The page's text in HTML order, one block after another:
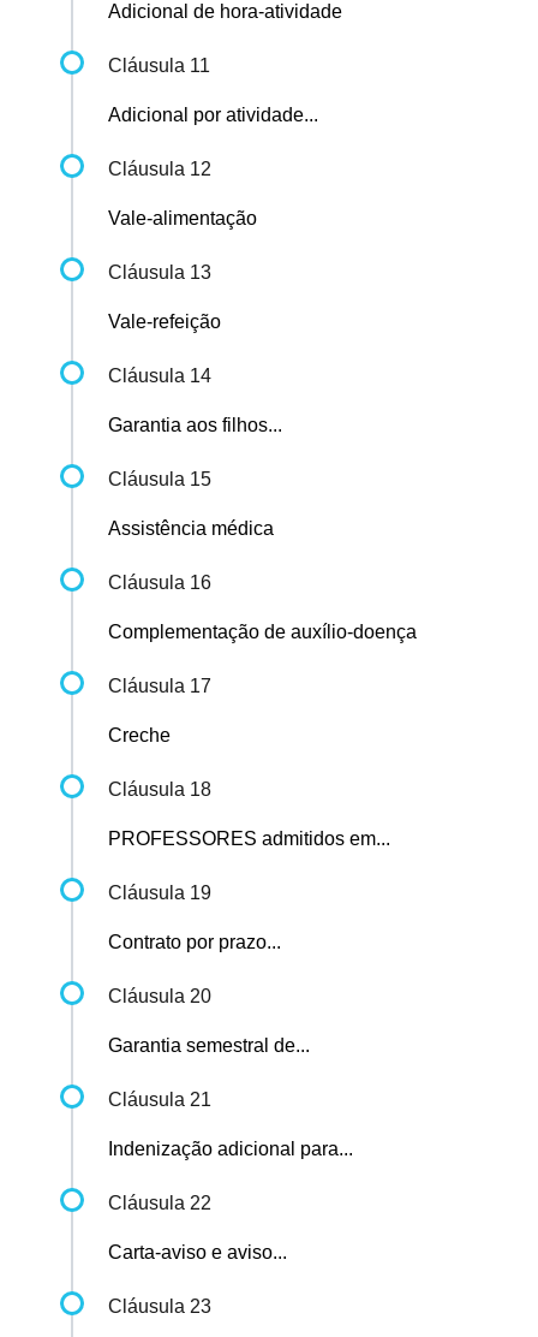
Adicional de hora-atividade
Cláusula 11
Adicional por atividade...
Cláusula 12
Vale-alimentação
Cláusula 13
Vale-refeição
Cláusula 14
Garantia aos filhos...
Cláusula 15
Assistência médica
Cláusula 16
Complementação de auxílio-doença
Cláusula 17
Creche
Cláusula 18
PROFESSORES admitidos em...
Cláusula 19
Contrato por prazo...
Cláusula 20
Garantia semestral de...
Cláusula 21
Indenização adicional para...
Cláusula 22
Carta-aviso e aviso...
Cláusula 23